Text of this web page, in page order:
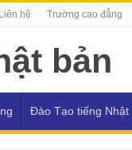
Liên hệ Trường cao đẳng
Đào Tạo tiếng Nhật